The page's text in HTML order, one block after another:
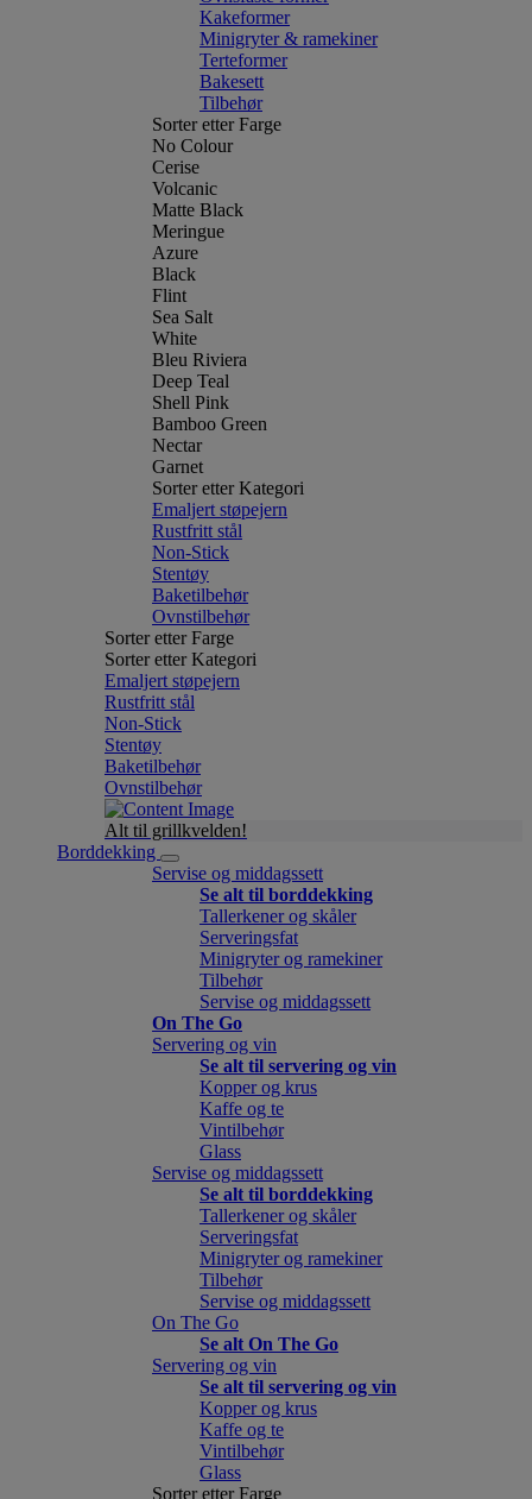
Kakeformer
Minigryter & ramekiner
Terteformer
Bakesett
Tilbehør
Sorter etter Farge
No Colour
Cerise
Volcanic
Matte Black
Meringue
Azure
Black
Flint
Sea Salt
White
Bleu Riviera
Deep Teal
Shell Pink
Bamboo Green
Nectar
Garnet
Sorter etter Kategori
Emaljert støpejern
Rustfritt stål
Non-Stick
Stentøy
Baketilbehør
Ovnstilbehør
Sorter etter Farge
Sorter etter Kategori
Emaljert støpejern
Rustfritt stål
Non-Stick
Stentøy
Baketilbehør
Ovnstilbehør
Alt til grillkvelden!
Borddekking
Servise og middagssett
Se alt til borddekking
Tallerkener og skåler
Serveringsfat
Minigryter og ramekiner
Tilbehør
Servise og middagssett
On The Go
Servering og vin
Se alt til servering og vin
Kopper og krus
Kaffe og te
Vintilbehør
Glass
Servise og middagssett
Se alt til borddekking
Tallerkener og skåler
Serveringsfat
Minigryter og ramekiner
Tilbehør
Servise og middagssett
On The Go
Se alt On The Go
Servering og vin
Se alt til servering og vin
Kopper og krus
Kaffe og te
Vintilbehør
Glass
Sorter etter Farge